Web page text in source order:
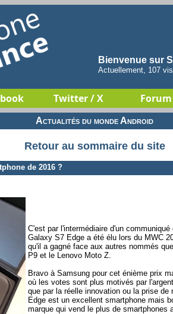
Bienvenue sur
Actuellement, 107
Twitter / X Forum
Actualités du monde Android
Retour au sommaire du site
de 2016 ?
C'est par l'intermédiaire d'un communiqué
Galaxy S7 Edge a été élu lors du MWC
qu'il a gagné face aux autres nommés
P9 et le Lenovo Moto Z.
Bravo à Samsung pour cet énième prix
où les votes sont plus motivés par
que par la réelle innovation ou la prise
Edge est un excellent smartphone mais
marque qui vend le plus de